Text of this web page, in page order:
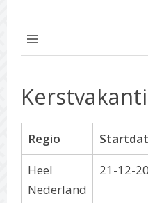
Regio
Heel
Nederland
21-12-